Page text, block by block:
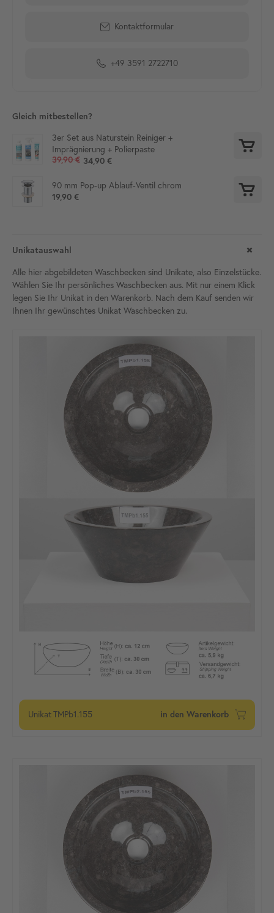
Kontaktformular
+49 3591 2722710
Gleich mitbestellen?
3er Set aus Naturstein Reiniger +
Imprägnierung + Polierpaste
39,90 € 34,90 €
90 mm Pop-up Ablauf-Ventil chrom
19,90 €
Unikatauswahl
Alle hier abgebildeten Waschbecken sind Unikate, also Einzelstücke.
Wählen Sie Ihr persönliches Waschbecken aus. Mit nur einem Klick
legen Sie Ihr Unikat in den Warenkorb. Nach dem Kauf senden wir
Ihnen Ihr gewünschtes Unikat Waschbecken zu.
UnikatTMPb1.155 in den Warenkorb